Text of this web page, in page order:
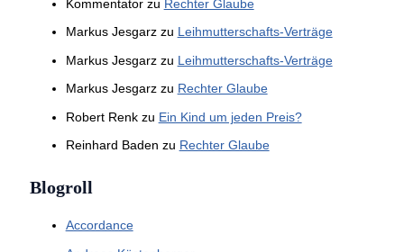
Kommentatorzu Rechter Glaube
Markus Jesgarzzu Leihmutterschafts-Verträge
Markus Jesgarzzu Leihmutterschafts-Verträge
Markus Jesgarzzu Rechter Glaube
Robert Renkzu Ein Kind um jeden Preis?
Reinhard Baden zu Rechter Glaube
Blogroll
Accordance